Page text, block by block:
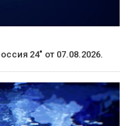
24" от 07.08.2026.